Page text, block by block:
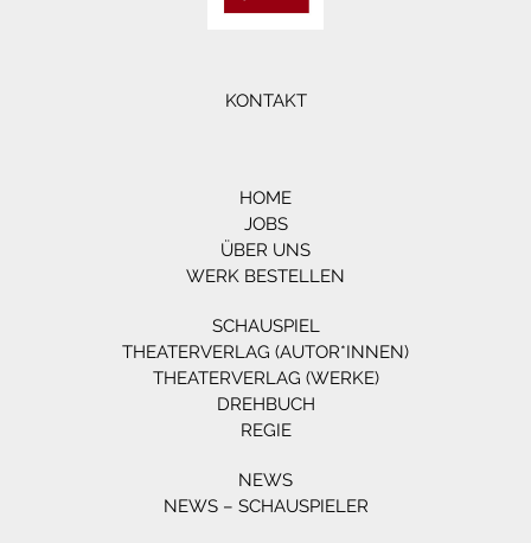
KONTAKT
HOME
JOBS
ÜBER UNS
WERK BESTELLEN
SCHAUSPIEL
THEATERVERLAG (AUTOR*INNEN)
THEATERVERLAG (WERKE)
DREHBUCH
REGIE
NEWS
NEWS – SCHAUSPIELER